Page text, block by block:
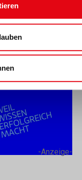
DSSV-
in 2018 leiten.
BSA-Akademie als
und
2015 fungiert er
-Anzeige-